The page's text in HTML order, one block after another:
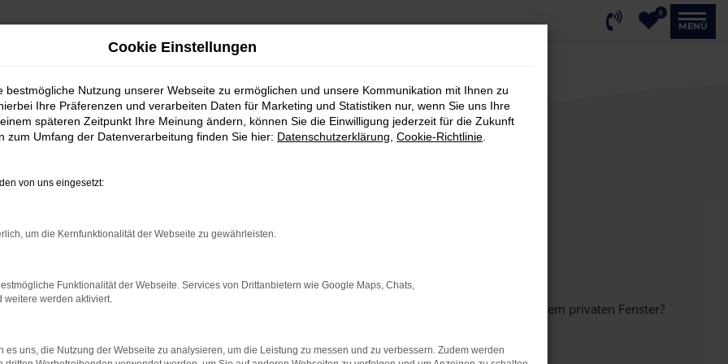
0
MENÜ
bestimmter Seiten verhindern. Funktioniert die Seite in einem anderen Browser oder in einem privaten Fenster?
beheben.
Cookie Einstellungen
bestmögliche Nutzung unserer Webseite zu ermöglichen und unsere Kommunikation mit Ihnen zu
Ihre Präferenzen und verarbeiten Daten für Marketing und Statistiken nur, wenn Sie uns Ihre
späteren Zeitpunkt Ihre Meinung ändern, können Sie die Einwilligung jederzeit für die Zukunft
zum Umfang der Datenverarbeitung finden Sie hier: Datenschutzerklärung Cookie-Richtlinie
von uns eingesetzt:
um die Kernfunktionalität der Webseite zu gewährleisten.
Funktionalität der Webseite. Services von Drittanbietern wie Google Maps, Chats,
weitere werden aktiviert.
es uns, die Nutzung der Webseite zu analysieren, um die Leistung zu messen und zu verbessern. Zudem werden